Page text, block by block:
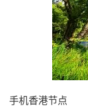
手机香港节点